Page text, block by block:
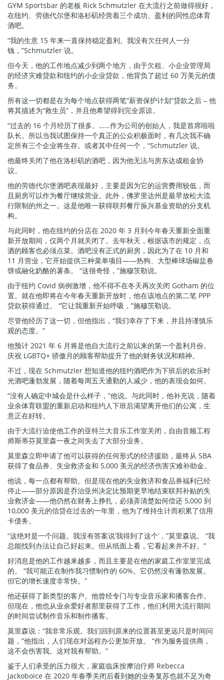
GYM Sportsbar 的老板 Rick Schmutzler 在大流行之前做得很好，
在纽约、劳德代尔堡和洛杉矶经营着三个成功、盈利的同性恋体育
酒吧。
“我的生意 15 年来一直保持稳定盈利。我没有欠任何人一分
钱，”Schmutzler 说。
但今天，他的工作地点减少到两个地方，由于欠租、小企业管理局
的经济灾难贷款和纽约的小企业贷款，他背负了超过 60 万美元的债
务。
所有这一切都是在为每个地点获得两笔“薪资保护计划”贷款之后 – 他
将其描述为“救生员”，并且他希望得到完全原谅。
“过去的 16 个月经历了很多。……作为公司的创始人，我是首席啦啦
队长。所以当我试图保持一个真正的公众积极面时，有几次我不确
定所有三个企业将生存。或者其中任何一个，“Schmutzler 说。
他最终关闭了他在洛杉矶的酒吧，因为他无法与房东达成租金协
议。
他的劳德代尔堡酒吧表现最好，主要是因为它的运营费用较低，而
且厨房可以作为餐厅继续营业。此外，佛罗里达州是最早放松大流
行限制的州之一。这是他唯一获得联邦餐厅振兴基金资助的分支机
构。
与此同时，他在纽约的分店在 2020 年 3 月到今年春天重新全面重
新开放期间，仅两个月就关闭了。去年秋天，根据该市的规定，点
酒的顾客也必须点菜。酒吧没有正式的厨房，因此为了在 10 月和
11 月营业，它开始提供三种菜单项目——热狗、大型棒球场椒盐卷
饼或融化奶酪的薯条。 “这很奇怪，”施穆茨勒说。
由于纽约 Covid 病例激增，他不得不在冬天再次关闭 Gotham 的位
置。就在他即将在今年春天重新开放时，他在该地点的第二笔 PPP
贷款获得通过。 “它让我重新开始呼吸，”施穆茨勒说。
尽管他经历了这一切，但他指出，“我们幸存了下来，并且持谨慎乐
观的态度。”
他预计 2021 年 6 月将是他自大流行之前以来的第一个盈利月份。
庆祝 LGBTQ+ 骄傲月的顾客帮助提升了他的财务状况和精神。
不过，现在 Schmutzler 想知道他的纽约酒吧作为下班后的欢乐时
光酒吧蓬勃发展，随着每周五天通勤的人减少，他的表现会如何。
“没有人确定中城会是什么样子，”他说。与此同时，他补充说，随着
业余体育联盟的重新启动和纽约人下班后渴望离开他们的公寓，生
意正在好转。
由于大流行迫使他工作的亚特兰大音乐工作室关闭，自由音频工程
师斯蒂芬莫里森一夜之间失去了大部分业务。
莫里森立即申请了他可以获得的任何形式的经济援助，最终从 SBA
获得了食品券、失业救济金和 5,000 美元的经济伤害灾难补助金。
他说，每一点都有帮助。但是现在他的失业救济和食品券福利已经
停止——部分原因是乔治亚州决定比预期更早地结束联邦补贴的失
业救济金——他仍然在财务上挣扎，必须弄清楚如何偿还 5,000 到
10,000 美元的信贷在过去的一年里，他为了维持生计而积累了信用
卡债务。
“这绝对是一个问题。我没有答案说’我得到了这个’，”莫里森说。 “我
总能找到办法让自己好起来。但从纸面上看，它看起来并不好。”
好消息是他的工作越来越多，而且主要是在他的家庭工作室里完成
的。 “我可能正在制作我习惯制作的 60%。它仍然没有蓬勃发展。
但它的增长速度非常快。”
他还获得了新类型的客户。他曾经专门与专业音乐家和播客合作。
但现在，他也从业余爱好者那里获得了工作，他们利用大流行期间
的时间尝试制作音乐和制作播客。
莫里森说：“我非常乐观。我们回到原来的位置甚至更远只是时间问
题，”他指出，人们现在对远程办公更加开放。 “作为服务提供商，
这不会伤害我。这对我有帮助。”
鉴于人们承受的压力很大，家庭临床按摩治疗师 Rebecca
Jackoboice 在 2020 年春季关闭后看到她的业务复苏也就不足为奇